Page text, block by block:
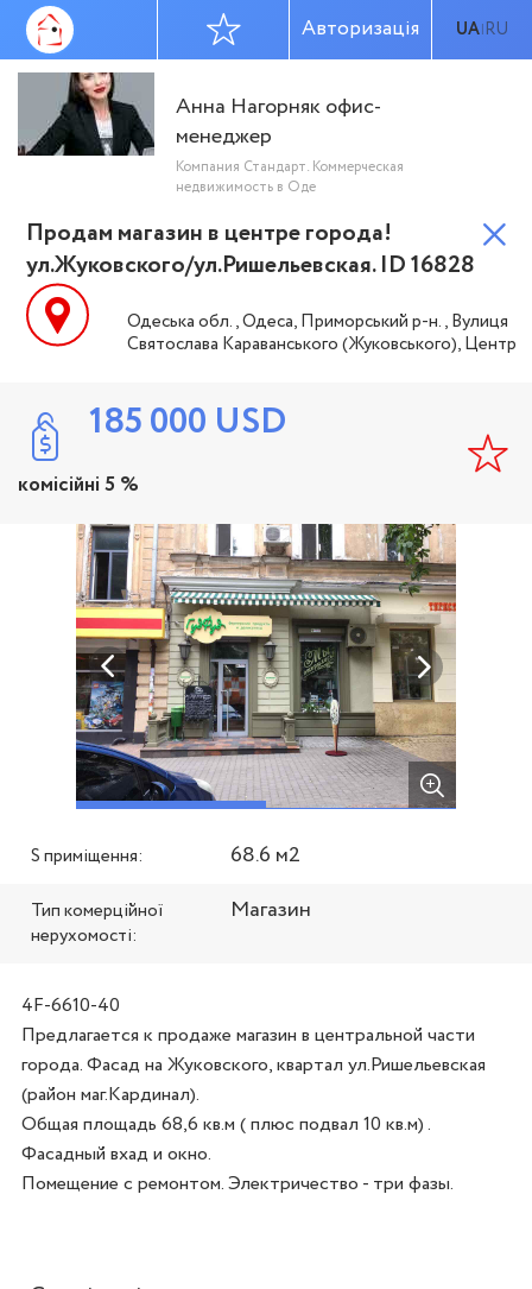
UA|RU
Авторизація
Анна Нагорняк офис-
менеджер
Компания Стандарт. Коммерческая
недвижимость в Оде
Продам магазин в центре города!
ул.Жуковского/ул.Ришельевская. ID 16828
Одеська обл., Одеса, Приморський р-н., Вулиця
Святослава Караванського (Жуковського), Центр
185 000 USD
комісійні 5 %
S приміщення: 68.6 м2
Тип комерційної
нерухомості:
Магазин
4F-6610-40
Предлагается к продаже магазин в центральной части
города. Фасад на Жуковского, квартал ул.Ришельевская
(район маг.Кардинал).
Общая площадь 68,6 кв.м ( плюс подвал 10 кв.м) .
Фасадный вхад и окно.
Помещение с ремонтом. Электричество - три фазы.